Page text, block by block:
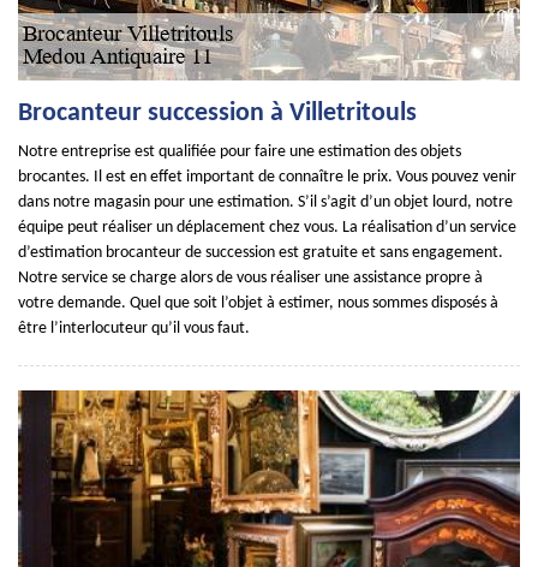
Brocanteur succession à Villetritouls
Notre entreprise est qualifiée pour faire une estimation des objets
brocantes. Il est en effet important de connaître le prix. Vous pouvez venir
dans notre magasin pour une estimation. S’il s’agit d’un objet lourd, notre
équipe peut réaliser un déplacement chez vous. La réalisation d’un service
d’estimation brocanteur de succession est gratuite et sans engagement.
Notre service se charge alors de vous réaliser une assistance propre à
votre demande. Quel que soit l’objet à estimer, nous sommes disposés à
être l’interlocuteur qu’il vous faut.